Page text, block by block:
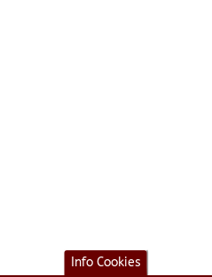
Info Cookies